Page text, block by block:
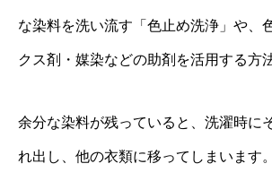
な染料を洗い流す「色止め洗浄」や、
クス剤・媒染などの助剤を活用する方
余分な染料が残っていると、洗濯時に
れ出し、他の衣類に移ってしまいます